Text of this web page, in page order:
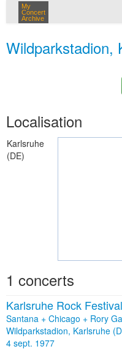
My
Concert
Archive
Wildparkstadion,
Localisation
Karlsruhe
(DE)
1 concerts
Karlsruhe Rock
Santana + Chicago + Rory
Wildparkstadion, Karlsruhe
4 sept. 1977